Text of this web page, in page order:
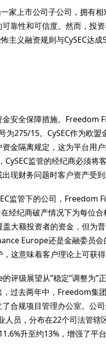
家上市公司子公司，拥有相
靠性和可信度。然而，投
主义融资规则与CySEC达成
金安全保障措施。Freedom
为275/15。CySEC作为欧盟
金隔离规定，这为平台用
监管的经纪商必须将
现财务问题时客户资产受到
监管下的公司，Freedom
经纪商破产情况下为每位
大额投资者的资金，但为
Europe还是金融委员会
这意味着客户理论上可获得
级展望从”稳定”调整为”
过去两年中，Freedom集
合规项目管理办公室。公
员，分布在22个司法管辖
升至约13%，增强了平台